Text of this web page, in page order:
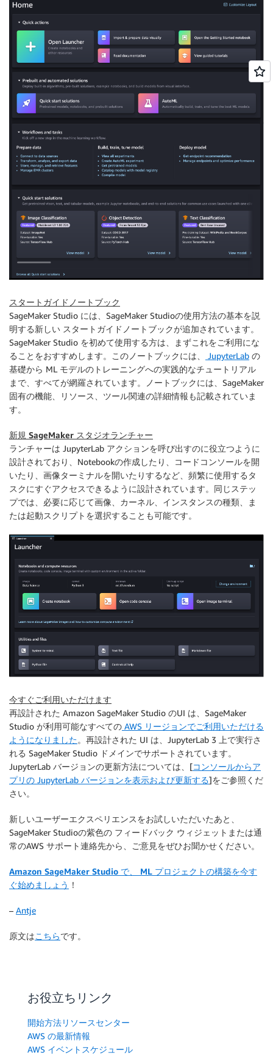
スタートガイドノートブック
SageMaker Studio には、SageMaker Studioの使用方法の基本を説
明する新しい スタートガイドノートブックが追加されています。
SageMaker Studio を初めて使用する方は、まずこれをご利用にな
ることをおすすめします。このノートブックには、
JupyterLab の
基礎から ML モデルのトレーニングへの実践的なチュートリアル
まで、すべてが網羅されています。ノートブックには、SageMaker
固有の機能、リソース、ツール関連の詳細情報も記載されていま
す。
新規 SageMaker スタジオランチャー
ランチャーは JupyterLab アクションを呼び出すのに役立つように
設計されており、Notebookの作成したり、コードコンソールを開
いたり、画像ターミナルを開いたりするなど、頻繁に使用するタ
スクにすぐアクセスできるように設計されています。同じステッ
プでは、必要に応じて画像、カーネル、インスタンスの種類、ま
たは起動スクリプトを選択することも可能です。
今すぐご利用いただけます
再設計された Amazon SageMaker Studio のUI は、SageMaker
Studio が利用可能なすべての AWS リージョンでご利用いただける
ようになりました。再設計された UI は、JupyterLab 3 上で実行さ
れる SageMaker Studio ドメインでサポートされています。
JupyterLab バージョンの更新方法については、[コンソールからア
プリの JupyterLab バージョンを表示および更新する]をご参照くだ
さい。
新しいユーザーエクスペリエンスをお試しいただいたあと、
SageMaker Studioの紫色の フィードバック ウィジェットまたは通
常のAWS サポート連絡先から、ご意見をぜひお聞かせください。
Amazon SageMaker Studio で、 ML プロジェクトの構築を今す
ぐ始めましょう ！
– Antje
原文はこちらです。
お役立ちリンク
開始方法リソースセンター
AWS の最新情報
AWS イベントスケジュール